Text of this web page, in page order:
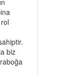
biz